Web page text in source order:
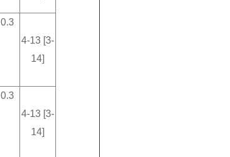
0.3
4-13 [3-
14]
0.3
4-13 [3-
14]